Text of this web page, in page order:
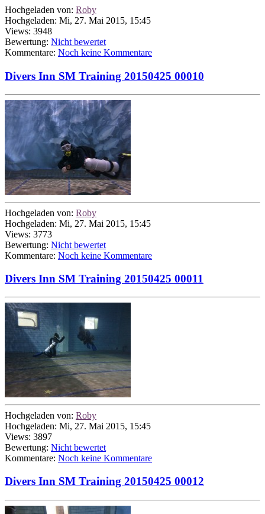
Hochgeladen von: Roby
Hochgeladen: Mi, 27. Mai 2015, 15:45
Views: 3948
Bewertung: Nicht bewertet
Kommentare: Noch keine Kommentare
Divers Inn SM Training 20150425 00010
Hochgeladen von: Roby
Hochgeladen: Mi, 27. Mai 2015, 15:45
Views: 3773
Bewertung: Nicht bewertet
Kommentare: Noch keine Kommentare
Divers Inn SM Training 20150425 00011
Hochgeladen von: Roby
Hochgeladen: Mi, 27. Mai 2015, 15:45
Views: 3897
Bewertung: Nicht bewertet
Kommentare: Noch keine Kommentare
Divers Inn SM Training 20150425 00012